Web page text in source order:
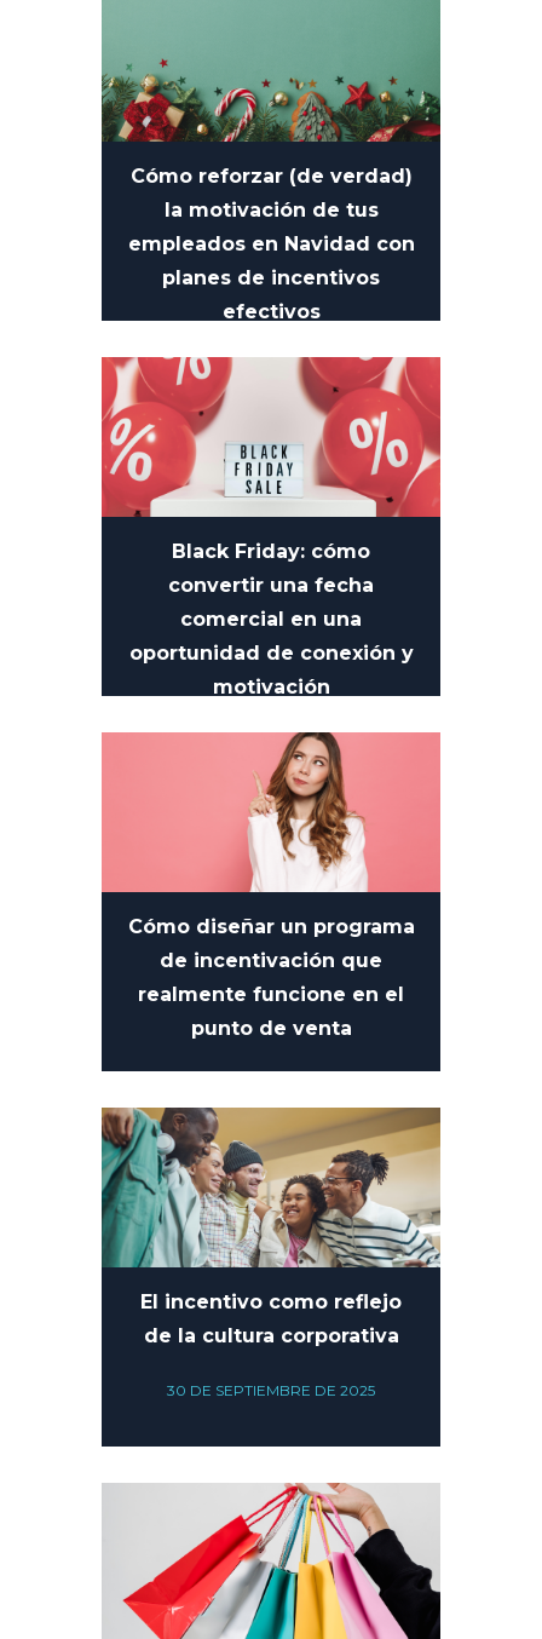
Cómo reforzar (de verdad)
la motivación de tus
empleados en Navidad con
planes de incentivos
efectivos
10 DE DICIEMBRE DE 2025
Black Friday: cómo
convertir una fecha
comercial en una
oportunidad de conexión y
motivación
13 DE NOVIEMBRE DE 2025
Cómo diseñar un programa
de incentivación que
realmente funcione en el
punto de venta
El incentivo como reflejo
de la cultura corporativa
30 DE SEPTIEMBRE DE 2025